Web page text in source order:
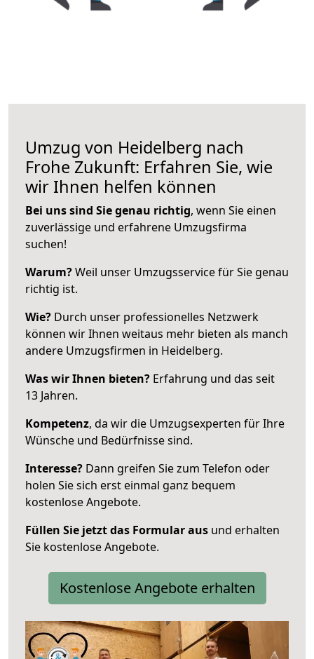
Umzug von Heidelberg nach
Frohe Zukunft: Erfahren Sie, wie
wir Ihnen helfen können
Bei uns sind Sie genau richtig, wenn Sie einen
zuverlässige und erfahrene Umzugsfirma
suchen!
Warum?Weil unser Umzugsservice für Sie genau
richtig ist.
Wie? Durch unser professionelles Netzwerk
können wir Ihnen weitaus mehr bieten als manch
andere Umzugsfirmen in Heidelberg.
Was wir Ihnen bieten? Erfahrung und das seit
13 Jahren.
Kompetenz, da wir die Umzugsexperten für Ihre
Wünsche und Bedürfnisse sind.
Interesse? Dann greifen Sie zum Telefon oder
holen Sie sich erst einmal ganz bequem
kostenlose Angebote.
Füllen Sie jetzt das Formular aus und erhalten
Sie kostenlose Angebote.
Kostenlose Angebote erhalten